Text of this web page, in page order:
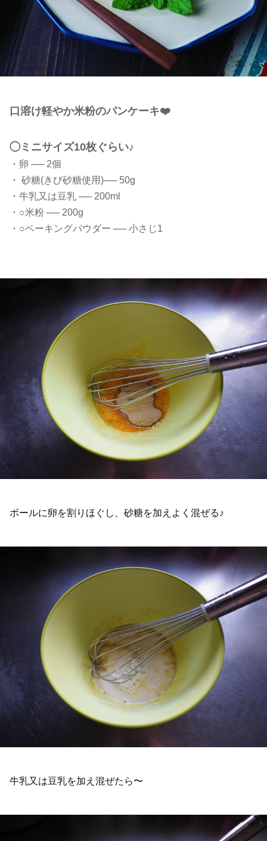
口溶け軽やか米粉のパンケーキ❤️
◯ミニサイズ10枚ぐらい♪
・卵 ── 2個
・ 砂糖(きび砂糖使用)── 50g
・牛乳又は豆乳 ── 200ml
・○米粉 ── 200g
・○ベーキングパウダー ── 小さじ1
ボールに卵を割りほぐし、砂糖を加えよく混ぜる♪
牛乳又は豆乳を加え混ぜたら〜